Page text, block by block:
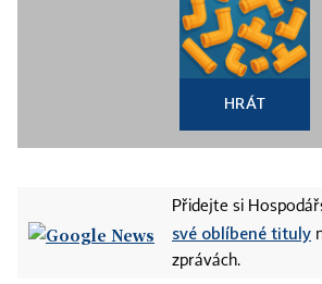
HRÁT
Přidejte si
své oblíbené tituly
zprávách.